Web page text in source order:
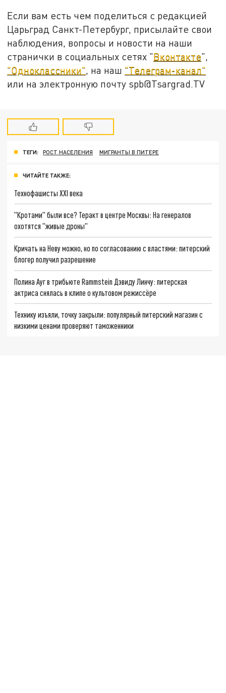
Если вам есть чем поделиться с редакцией
Царьград Санкт-Петербург, присылайте свои
наблюдения, вопросы и новости на наши
странички в социальных сетях "Вконтакте",
"Одноклассники", на наш "Телеграм-канал"
или на электронную почту spb@Tsargrad.TV
ТЕГИ: РОСТ НАСЕЛЕНИЯ МИГРАНТЫ В ПИТЕРЕ
ЧИТАЙТЕ ТАКЖЕ:
Технофашисты XXI века
"Кротами" были все? Теракт в центре Москвы: На генералов
охотятся "живые дроны"
Кричать на Неву можно, но по согласованию с властями: питерский
блогер получил разрешение
Полина Ауг в трибьюте Rammstein Дэвиду Линчу: питерская
актриса снялась в клипе о культовом режиссёре
Технику изъяли, точку закрыли: популярный питерский магазин с
низкими ценами проверяют таможенники